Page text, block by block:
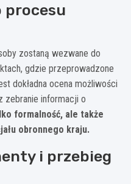
procesu
zostaną wezwane do
gdzie przeprowadzone
dokładna ocena możliwości
zebranie informacji o
formalność, ale także
obronnego kraju.
i przebieg